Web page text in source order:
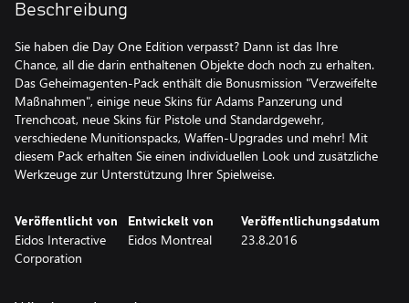
Beschreibung
Sie haben die Day One Edition verpasst? Dann ist das Ihre
Chance, all die darin enthaltenen Objekte doch noch zu erhalten.
Das Geheimagenten-Pack enthält die Bonusmission "Verzweifelte
Maßnahmen", einige neue Skins für Adams Panzerung und
Trenchcoat, neue Skins für Pistole und Standardgewehr,
verschiedene Munitionspacks, Waffen-Upgrades und mehr! Mit
diesem Pack erhalten Sie einen individuellen Look und zusätzliche
Werkzeuge zur Unterstützung Ihrer Spielweise.
Veröffentlicht von
Eidos Interactive
Corporation
Entwickelt von
Eidos Montreal
Veröffentlichungsdatum
23.8.2016